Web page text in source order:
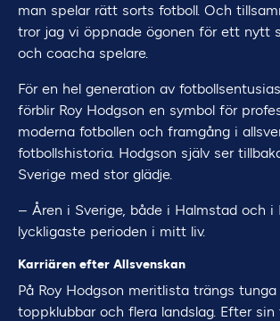
man spelar rätt sorts fotboll. Och
tror jag vi öppnade ögonen för ett nytt
och coacha spelare.
För en hel generation av
förblir Roy Hodgson en symbol för
moderna fotbollen och framgång i
fotbollshistoria. Hodgson själv ser
Sverige med stor glädje.
– Åren i Sverige, både i Halmstad och i
lyckligaste perioden i mitt liv.
Karriären efter Allsvenskan
På Roy Hodgson meritlista trängs
toppklubbar och flera landslag. Efter sin